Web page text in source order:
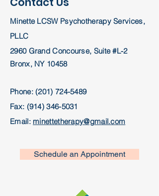
Minette LCSW Psychotherapy Services,
PLLC
2960 Grand Concourse, Suite #L-2
Bronx, NY 10458
Phone:(201) 724-5489
Fax: (914) 346-5031
Email: minettetherapy@gmail.com
Schedule an Appointment